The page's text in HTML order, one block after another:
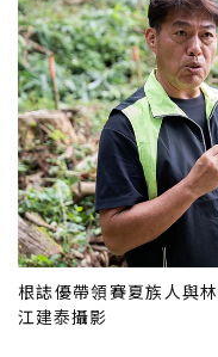
根誌優帶領賽夏族人與
江建泰攝影